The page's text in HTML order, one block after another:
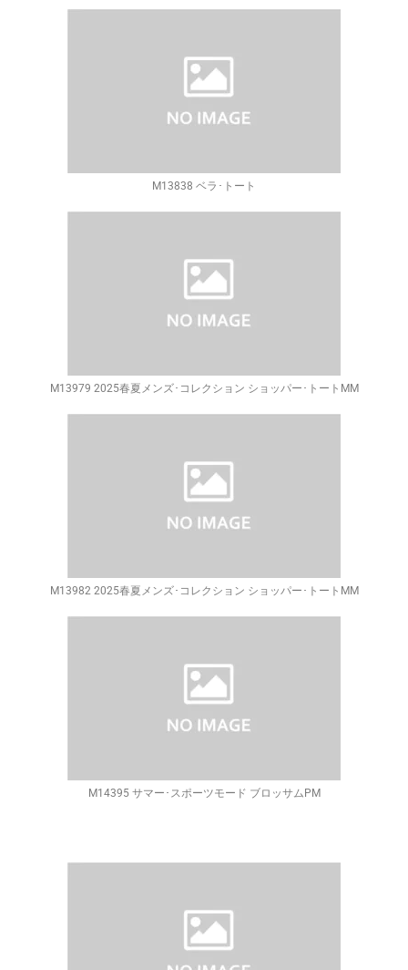
M13838 ベラ･トート
M13979 2025春夏メンズ･コレクション ショッパー･トートMM
M13982 2025春夏メンズ･コレクション ショッパー･トートMM
M14395 サマー･スポーツモード ブロッサムPM